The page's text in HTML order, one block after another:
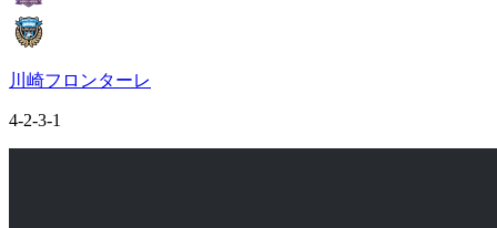
川崎フロンターレ
4-2-3-1